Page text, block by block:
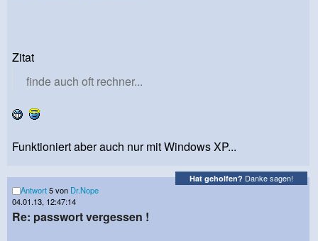
Zitat
finde auch oft rechner...
Funktioniert aber auch nur mit Windows XP...
Hat geholfen? Danke sagen!
Antwort5 von Dr.Nope
04.01.13, 12:47:14
Re: passwort vergessen !